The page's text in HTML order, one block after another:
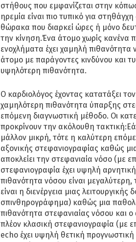
στήθους που εμφανίζεται στην
ηρεμία είναι πιο τυπικό για
θώρακα που διαρκεί ώρες ή μόνο
την κίνηση.Ένα άτομο χωρίς κανένα
ενοχλήματα έχει χαμηλή πιθανότητα
άτομο με παράγοντες κινδύνου και
υψηλότερη πιθανότητα.
Ο καρδιολόγος έχοντας κατατάξει
χαμηλότερη πιθανότητα ύπαρξης
επόμενη διαγνωστική μέθοδο. Οι
προκρίνουν την ακόλουθη
μάλλον μικρή, τότε η καλύτερη
αξονικής στεφανιογραφίας καθώς
αποκλείει την στεφανιαία νόσο (με
στεφανιογραφία έχει υψηλή
πιθανότητα νόσου είναι
είναι η διενέργεια μιας
σπινθηρογράφημα) καθώς μια
πιθανότητα στεφανιαίας νόσου και
πλέον κλασική στεφανιογραφία (με
echo έχει υψηλή θετική προγνωστική